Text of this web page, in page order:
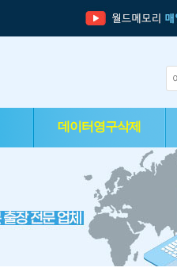
데이터영구삭제